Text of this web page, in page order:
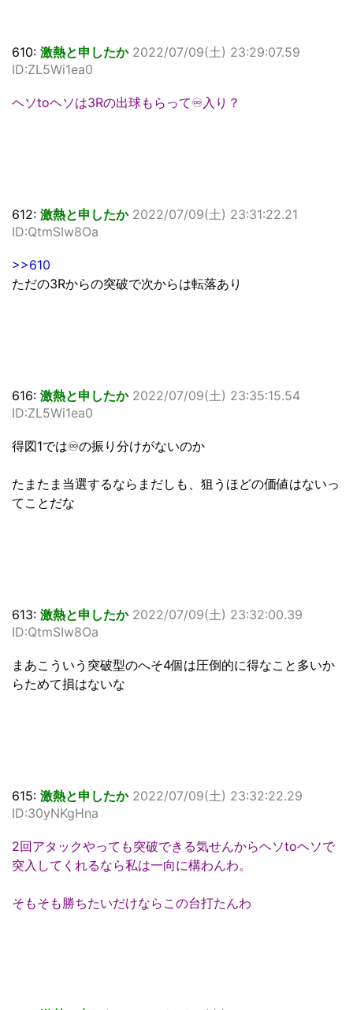
610: 激熱と申したか 2022/07/09(土) 23:29:07.59
ID:ZL5Wi1ea0
ヘソtoヘソは3Rの出球もらって♾入り？
612: 激熱と申したか 2022/07/09(土) 23:31:22.21
ID:QtmSIw8Oa
>>610
ただの3Rからの突破で次からは転落あり
616: 激熱と申したか 2022/07/09(土) 23:35:15.54
ID:ZL5Wi1ea0
得図1では♾の振り分けがないのか
たまたま当選するならまだしも、狙うほどの価値はないっ
てことだな
613: 激熱と申したか 2022/07/09(土) 23:32:00.39
ID:QtmSIw8Oa
まあこういう突破型のへそ4個は圧倒的に得なこと多いか
らためて損はないな
615: 激熱と申したか 2022/07/09(土) 23:32:22.29
ID:30yNKgHna
2回アタックやっても突破できる気せんからヘソtoヘソで
突入してくれるなら私は一向に構わんわ。
そもそも勝ちたいだけならこの台打たんわ